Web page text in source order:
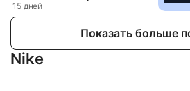
15 дней
Показать больше
Nike